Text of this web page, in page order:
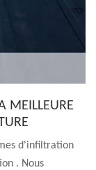
MEILLEURE
d'infiltration
. Nous